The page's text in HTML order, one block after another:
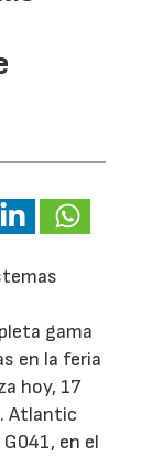
gama
en la feria
hoy, 17
Atlantic
en el